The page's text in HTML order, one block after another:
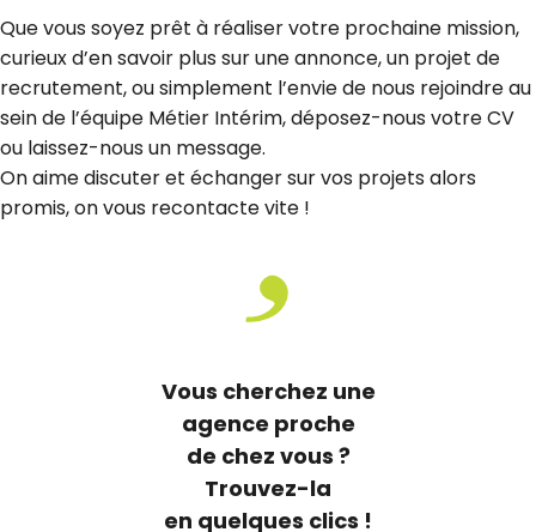
Que vous soyez prêt à réaliser votre prochaine mission,
curieux d’en savoir plus sur une annonce, un projet de
recrutement, ou simplement l’envie de nous rejoindre au
sein de l’équipe Métier Intérim, déposez-nous votre CV
ou laissez-nous un message.
On aime discuter et échanger sur vos projets alors
promis, on vous recontacte vite !
Vous cherchez une
agence proche
de chez vous ?
Trouvez-la
en quelques clics !